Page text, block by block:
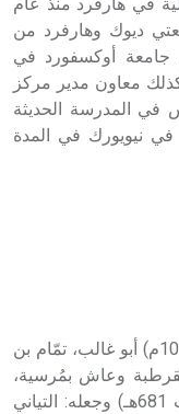
- هل تعلم أن الأبجدية الكنعانية تتألف من /22/ علامة كتابية
ديوك وهارفرد من
وأستاذاً في جامعة أوكسفورد في
1972 إلى 1980 وعمل كذلك معاون مدير مركز
منذ عام 1961، ودرّس في المدرسة الحديثة
في نيويورك في المدة
ابن التياني (تمّام بن غالب) (...ـ436هـ/...ـ1044م) أبو غالب، تمّام بن
وعاش بمُرسية،
عُرف بابن التيّاني، ترجم له ابن خلكان (ت 681هـ) وجعله: التياني